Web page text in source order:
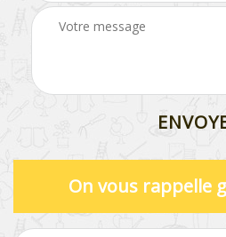
On vous rappelle